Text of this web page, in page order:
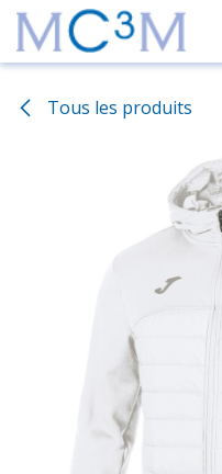
Se rendre au contenu
Tous les produits